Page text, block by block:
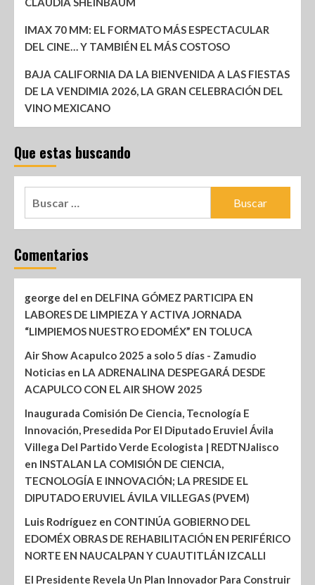
IMAX 70 MM: EL FORMATO MÁS ESPECTACULAR
DEL CINE… Y TAMBIÉN EL MÁS COSTOSO
BAJA CALIFORNIA DA LA BIENVENIDA A LAS FIESTAS
DE LA VENDIMIA 2026, LA GRAN CELEBRACIÓN DEL
VINO MEXICANO
Que estas buscando
Comentarios
george del en DELFINA GÓMEZ PARTICIPA EN
LABORES DE LIMPIEZA Y ACTIVA JORNADA
“LIMPIEMOS NUESTRO EDOMÉX” EN TOLUCA
Air Show Acapulco 2025 a solo 5 días - Zamudio
Noticias en LA ADRENALINA DESPEGARÁ DESDE
ACAPULCO CON EL AIR SHOW 2025
Inaugurada Comisión De Ciencia, Tecnología E
Innovación, Presedida Por El Diputado Eruviel Ávila
Villega Del Partido Verde Ecologista | REDTNJalisco
en INSTALAN LA COMISIÓN DE CIENCIA,
TECNOLOGÍA E INNOVACIÓN; LA PRESIDE EL
DIPUTADO ERUVIEL ÁVILA VILLEGAS (PVEM)
Luis Rodríguez en CONTINÚA GOBIERNO DEL
EDOMÉX OBRAS DE REHABILITACIÓN EN PERIFÉRICO
NORTE EN NAUCALPAN Y CUAUTITLÁN IZCALLI
El Presidente Revela Un Plan Innovador Para Construir